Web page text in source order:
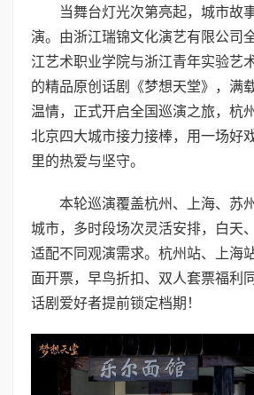
当舞台灯光次第亮起，城市故
演。由浙江瑞锦文化演艺有限公司
江艺术职业学院与浙江青年实验艺
的精品原创话剧《梦想天堂》，满
温情，正式开启全国巡演之旅，杭
北京四大城市接力接棒，用一场好
里的热爱与坚守。
本轮巡演覆盖杭州、上海、苏
城市，多时段场次灵活安排，白天
适配不同观演需求。杭州站、上海
面开票，早鸟折扣、双人套票福利
话剧爱好者提前锁定档期！